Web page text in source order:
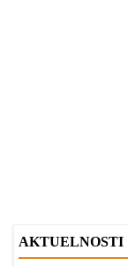
AKTUELNOSTI